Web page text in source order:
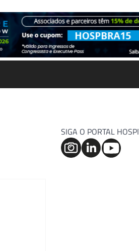
SIGA O PORTAL